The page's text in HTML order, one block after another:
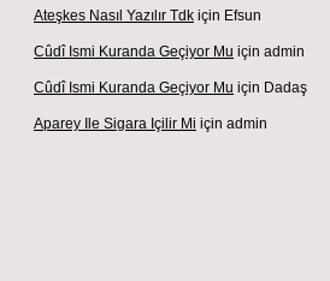
Ateşkes Nasıl Yazılır Tdk için Efsun
Cûdî Ismi Kuranda Geçiyor Mu için admin
Cûdî Ismi Kuranda Geçiyor Mu için Dadaş
Aparey Ile Sigara Içilir Mi için admin